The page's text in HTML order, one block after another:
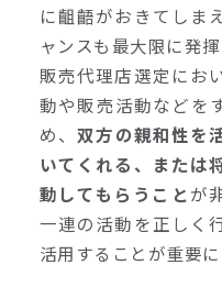
に齟齬がおきてしま
ャンスも最大限に発揮
販売代理店選定にお
動や販売活動などを
め、双方の親和性を
いてくれる、または
動してもらうことが
一連の活動を正しく
活用することが重要に